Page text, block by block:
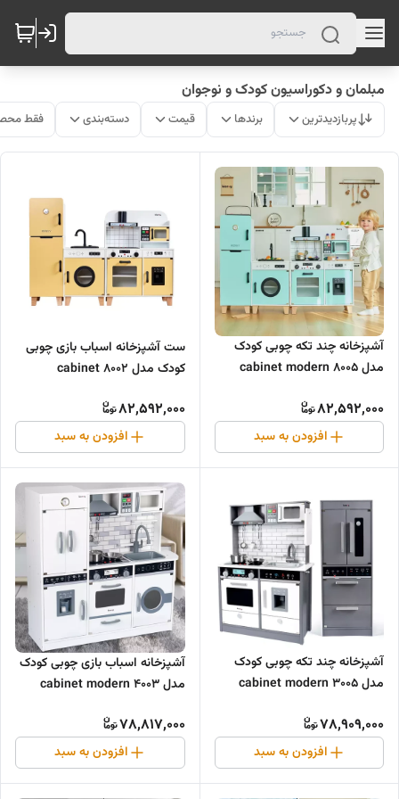
مبلمان و دکوراسیون کودک و نوجوان
پربازدیدترین برندها قیمت دسته‌بندی فقط
آشپزخانه چند تکه چوبی کودک
مدل 8005 cabinet modern
82,592,000
افزودن به سبد
ست آشپزخانه اسباب بازی چوبی
کودک مدل 8002 cabinet
82,592,000
افزودن به سبد
آشپزخانه چند تکه چوبی کودک
مدل 3005 cabinet modern
78,909,000
افزودن به سبد
آشپزخانه اسباب بازی چوبی کودک
مدل 4003 cabinet modern
78,817,000
افزودن به سبد